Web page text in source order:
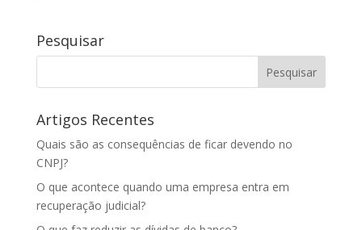
Pesquisar
Artigos Recentes
Quais são as consequências de ficar devendo no
CNPJ?
O que acontece quando uma empresa entra em
recuperação judicial?